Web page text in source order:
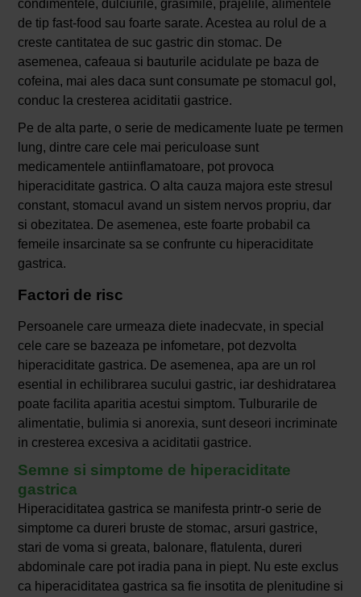
condimentele, dulciurile, grasimile, prajelile, alimentele
de tip fast-food sau foarte sarate. Acestea au rolul de a
creste cantitatea de suc gastric din stomac. De
asemenea, cafeaua si bauturile acidulate pe baza de
cofeina, mai ales daca sunt consumate pe stomacul gol,
conduc la cresterea aciditatii gastrice.
Pe de alta parte, o serie de medicamente luate pe termen
lung, dintre care cele mai periculoase sunt
medicamentele antiinflamatoare, pot provoca
hiperaciditate gastrica. O alta cauza majora este stresul
constant, stomacul avand un sistem nervos propriu, dar
si obezitatea. De asemenea, este foarte probabil ca
femeile insarcinate sa se confrunte cu hiperaciditate
gastrica.
Factori de risc
Persoanele care urmeaza diete inadecvate, in special
cele care se bazeaza pe infometare, pot dezvolta
hiperaciditate gastrica. De asemenea, apa are un rol
esential in echilibrarea sucului gastric, iar deshidratarea
poate facilita aparitia acestui simptom. Tulburarile de
alimentatie, bulimia si anorexia, sunt deseori incriminate
in cresterea excesiva a aciditatii gastrice.
Semne si simptome de hiperaciditate
gastrica
Hiperaciditatea gastrica se manifesta printr-o serie de
simptome ca dureri bruste de stomac, arsuri gastrice,
stari de voma si greata, balonare, flatulenta, dureri
abdominale care pot iradia pana in piept. Nu este exclus
ca hiperaciditatea gastrica sa fie insotita de plenitudine si